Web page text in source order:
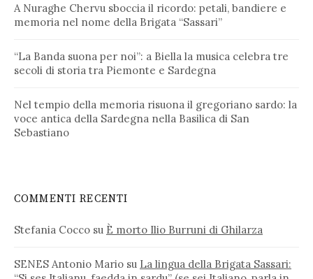
A Nuraghe Chervu sboccia il ricordo: petali, bandiere e
memoria nel nome della Brigata “Sassari”
“La Banda suona per noi”: a Biella la musica celebra tre
secoli di storia tra Piemonte e Sardegna
Nel tempio della memoria risuona il gregoriano sardo: la
voce antica della Sardegna nella Basilica di San
Sebastiano
COMMENTI RECENTI
Stefania Cocco su È morto Ilio Burruni di Ghilarza
SENES Antonio Mario su La lingua della Brigata Sassari: